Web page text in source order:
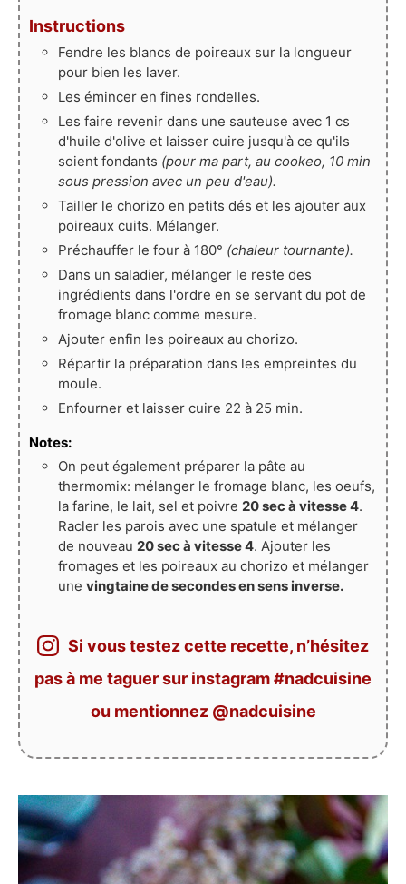
Instructions
Fendre les blancs de poireaux sur la longueur
pour bien les laver.
Les émincer en fines rondelles.
Les faire revenir dans une sauteuse avec 1 cs
d'huile d'olive et laisser cuire jusqu'à ce qu'ils
soient fondants (pour ma part, au cookeo, 10 min
sous pression avec un peu d'eau).
Tailler le chorizo en petits dés et les ajouter aux
poireaux cuits. Mélanger.
Préchauffer le four à 180° (chaleur tournante).
Dans un saladier, mélanger le reste des
ingrédients dans l'ordre en se servant du pot de
fromage blanc comme mesure.
Ajouter enfin les poireaux au chorizo.
Répartir la préparation dans les empreintes du
moule.
Enfourner et laisser cuire 22 à 25 min.
Notes:
On peut également préparer la pâte au
thermomix: mélanger le fromage blanc, les oeufs,
la farine, le lait, sel et poivre 20 sec à vitesse 4.
Racler les parois avec une spatule et mélanger
de nouveau 20 sec à vitesse 4. Ajouter les
fromages et les poireaux au chorizo et mélanger
une vingtaine de secondes en sens inverse.
Si vous testez cette recette, n’hésitez
pas à me taguer sur instagram #nadcuisine
ou mentionnez @nadcuisine